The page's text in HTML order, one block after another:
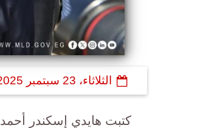
الثلاثاء، 23 سبتمبر 2025
كتبت هايدي إسكندر أحمد